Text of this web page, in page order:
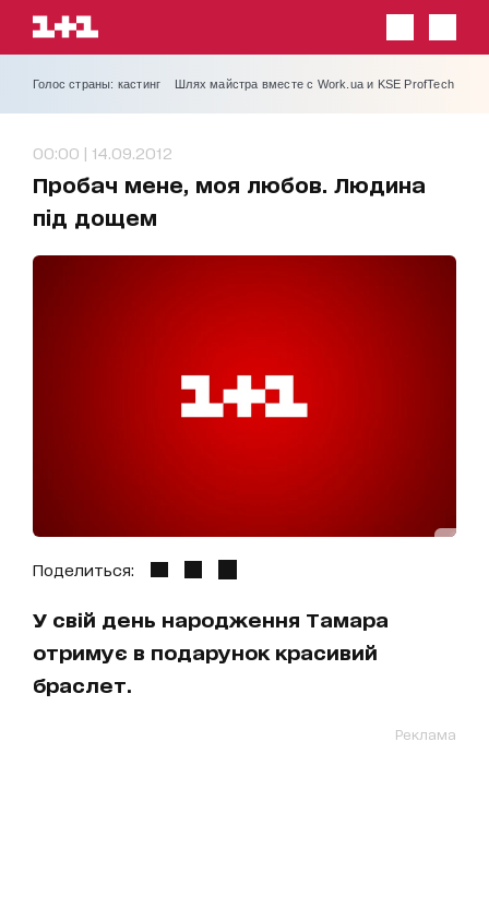
Голос страны: кастинг Шлях майстра вместе с Work.ua и KSE ProfTech
00:00 | 14.09.2012
Пробач мене, моя любов. Людина
під дощем
Поделиться:
У свій день народження Тамара
отримує в подарунок красивий
браслет.
Реклама